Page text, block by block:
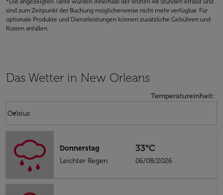
*Die angezeigten Tarife wurden innerhalb der letzten 48 Stunden erfasst und
sind zum Zeitpunkt der Buchung möglicherweise nicht mehr verfügbar. Für
optionale Produkte und Dienstleistungen können zusätzliche Gebühren und
Kosten anfallen.
Das Wetter in New Orleans
Temperatureinheit:
Celsius
keyboard_arrow_down
Donnerstag
Leichter Regen
33°C
06/08/2026